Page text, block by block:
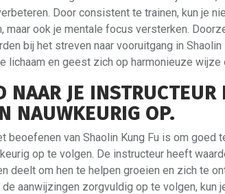
Door consistent te trainen, kun je
maar ook je mentale focus versterken.
bij het streven naar vooruitgang in
lichaam en geest zich op harmonieuze wijze
NAAR JE INSTRUCTEUR
NAUWKEURIG OP.
beoefenen van Shaolin Kung Fu is om goed
op te volgen. De instructeur heeft
deelt om hen te helpen groeien en zich te
aanwijzingen zorgvuldig op te volgen, kun